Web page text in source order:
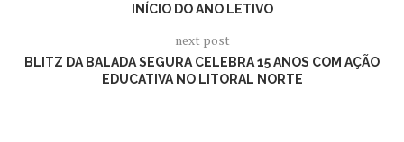
INÍCIO DO ANO LETIVO
next post
BLITZ DA BALADA SEGURA CELEBRA 15 ANOS COM AÇÃO
EDUCATIVA NO LITORAL NORTE